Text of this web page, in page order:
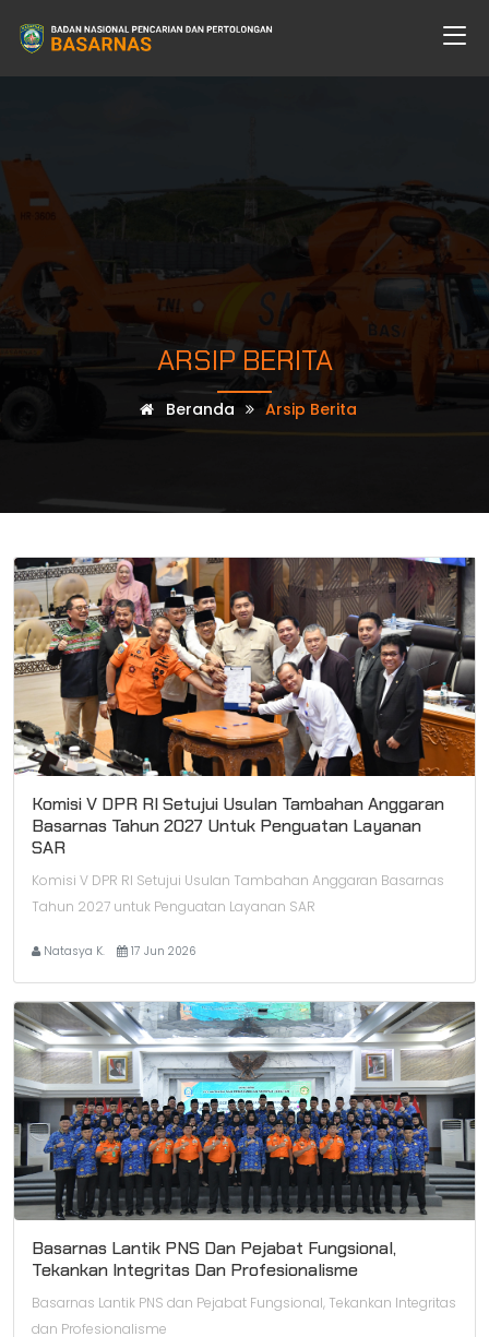
ARSIP BERITA
Beranda Arsip Berita
Komisi V DPR RI Setujui Usulan Tambahan Anggaran
Basarnas Tahun 2027 Untuk Penguatan Layanan
SAR
Komisi V DPR RI Setujui Usulan Tambahan Anggaran Basarnas
Tahun 2027 untuk Penguatan Layanan SAR
Natasya K. 17 Jun 2026
Basarnas Lantik PNS Dan Pejabat Fungsional,
Tekankan Integritas Dan Profesionalisme
Basarnas Lantik PNS dan Pejabat Fungsional, Tekankan Integritas
dan Profesionalisme